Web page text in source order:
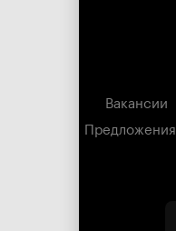
Вакансии
Предложения